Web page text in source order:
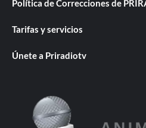
Política de Correcciones de
Tarifas y servicios
Únete a Priradiotv